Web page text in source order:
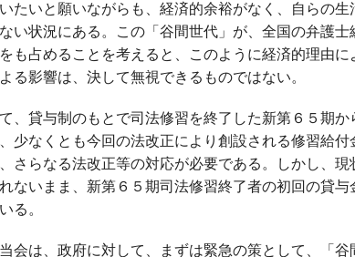
たいと願いながらも、経済的余裕がなく、自らの
い状況にある。この「谷間世代」が、全国の弁護
も占めることを考えると、このように経済的理由
る影響は、決して無視できるものではない。
、貸与制のもとで司法修習を終了した新第６５期
少なくとも今回の法改正により創設される修習給
さらなる法改正等の対応が必要である。しかし、
ないまま、新第６５期司法修習終了者の初回の貸与
る。
会は、政府に対して、まずは緊急の策として、「